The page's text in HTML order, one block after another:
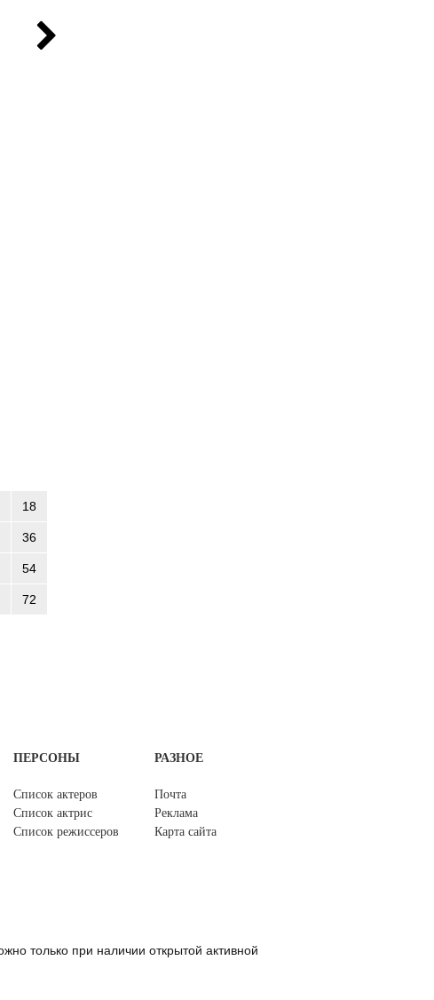
18
36
54
72
ПЕРСОНЫ
Список актеров
Список актрис
Список режиссеров
РАЗНОЕ
Почта
Реклама
Карта сайта
только при наличии открытой активной